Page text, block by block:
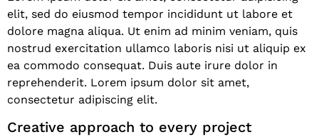
elit, sed do eiusmod tempor incididunt ut labore et
dolore magna aliqua. Ut enim ad minim veniam, quis
nostrud exercitation ullamco laboris nisi ut aliquip ex
ea commodo consequat. Duis aute irure dolor in
reprehenderit. Lorem ipsum dolor sit amet,
consectetur adipiscing elit.
Creative approach to every project